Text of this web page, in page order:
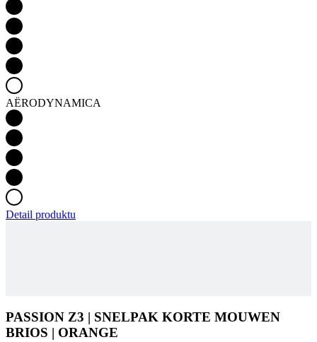
AËRODYNAMICA
Detail produktu
PASSION Z3 | SNELPAK KORTE MOUWEN
BRIOS | ORANGE